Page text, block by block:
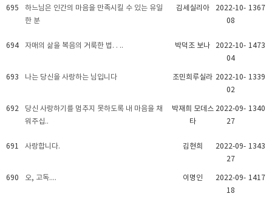
695
하느님은 인간의 마음을 만족시킬 수 있는 유일
한 분
김세실리아
2022-10-
08
1367
694 자매의 삶을 복음의 거룩한 법. . .. 박덕조 보나
2022-10-
04
1473
693 나는 당신을 사랑하는 님입니다 조민희루실라 2022-10-
02
1339
692
당신 사랑하기를 멈추지 못하도록 내 마음을 채
워주십..
박재희 모데스
타
2022-09-
27
1340
691 사랑합니다. 김현희
2022-09-
27
1343
690 오, 고독.... 이명인
2022-09-
18
1417